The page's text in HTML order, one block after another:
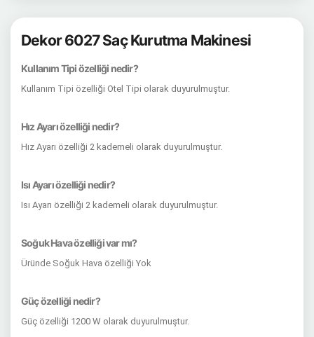
Dekor 6027 Saç Kurutma Makinesi
Kullanım Tipi özelliği nedir?
Kullanım Tipi özelliği Otel Tipi olarak duyurulmuştur.
Hız Ayarı özelliği nedir?
Hız Ayarı özelliği 2 kademeli olarak duyurulmuştur.
Isı Ayarı özelliği nedir?
Isı Ayarı özelliği 2 kademeli olarak duyurulmuştur.
Soğuk Hava özelliği var mı?
Üründe Soğuk Hava özelliği Yok
Güç özelliği nedir?
Güç özelliği 1200 W olarak duyurulmuştur.